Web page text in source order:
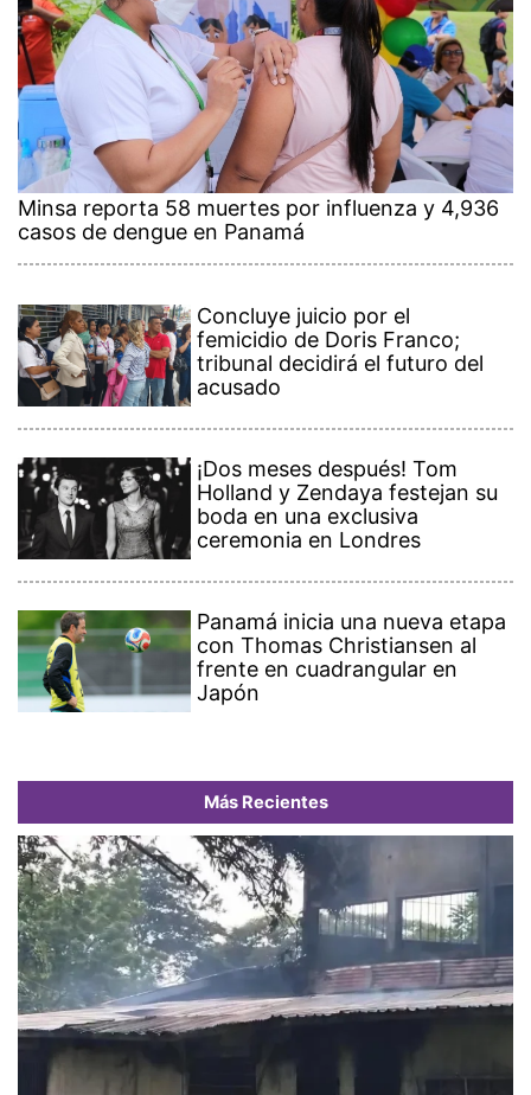
Minsa reporta 58 muertes por influenza y 4,936
casos de dengue en Panamá
Concluye juicio por el
femicidio de Doris Franco;
tribunal decidirá el futuro del
acusado
¡Dos meses después! Tom
Holland y Zendaya festejan su
boda en una exclusiva
ceremonia en Londres
Panamá inicia una nueva etapa
con Thomas Christiansen al
frente en cuadrangular en
Japón
Más Recientes